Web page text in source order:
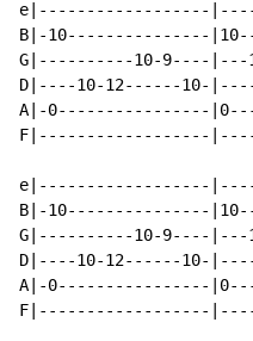
e|------------------
B|-10---------------
G|----------10-9----|---
D|----10-12------10-
A|-0----------------
F|------------------
e|------------------
B|-10---------------
G|----------10-9----|---
D|----10-12------10-
A|-0----------------
F|------------------